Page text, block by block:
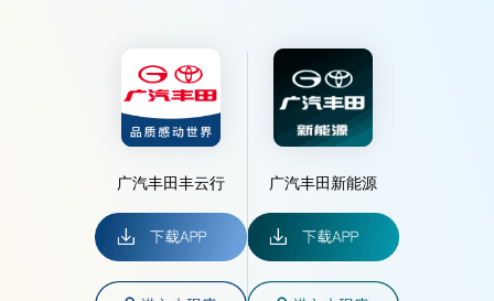
广汽丰田丰云行 广汽丰田新能源